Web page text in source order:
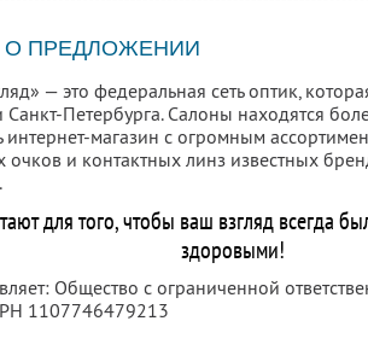
О ПРЕДЛОЖЕНИИ
— это федеральная сеть оптик,
Петербурга. Салоны находятся
интернет-магазин с огромным
очков и контактных линз известных
для того, чтобы ваш взгляд всегда
здоровыми!
Общество с ограниченной
1107746479213